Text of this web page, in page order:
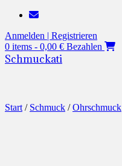
Zum
springen
Anmelden | Registrieren
0 items - 0,00 € Bezahlen
Schmuckati
Start / Schmuck /Ohrschmuck